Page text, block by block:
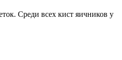
Среди всех кист яичников у